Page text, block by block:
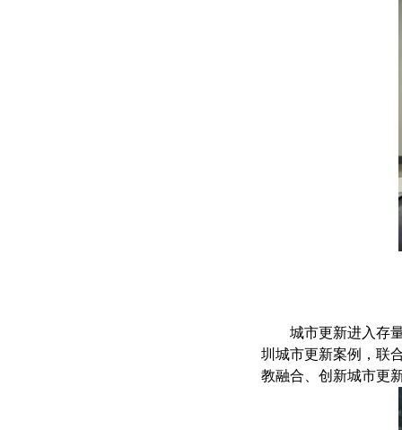
城市更新进入存
圳城市更新案例，联
教融合、创新城市更